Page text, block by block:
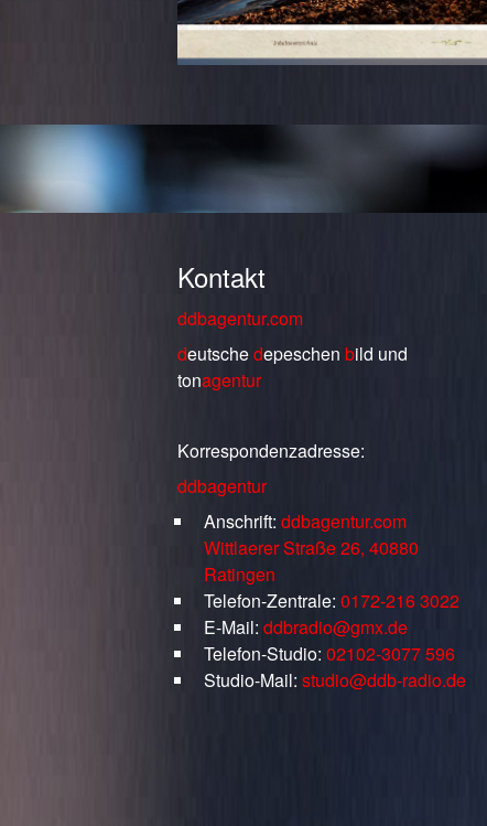
Kontakt
ddbagentur.com
deutschedepeschen bild und
tonagentur
Korrespondenzadresse:
ddbagentur
Anschrift: ddbagentur.com
Wittlaerer Straße 26, 40880
Ratingen
Telefon-Zentrale: 0172-216 3022
E-Mail: ddbradio@gmx.de
Telefon-Studio: 02102-3077 596
Studio-Mail: studio@ddb-radio.de